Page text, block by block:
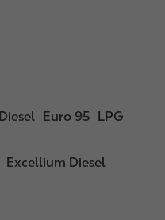
Diesel Euro 95 LPG
Excellium Diesel